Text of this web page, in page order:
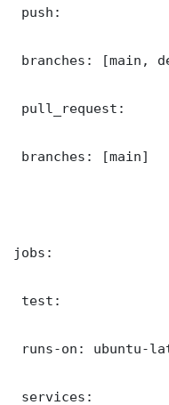
push:
branches: [main,
pull_request:
branches: [main]
jobs:
test:
runs-on: ubuntu-
services: